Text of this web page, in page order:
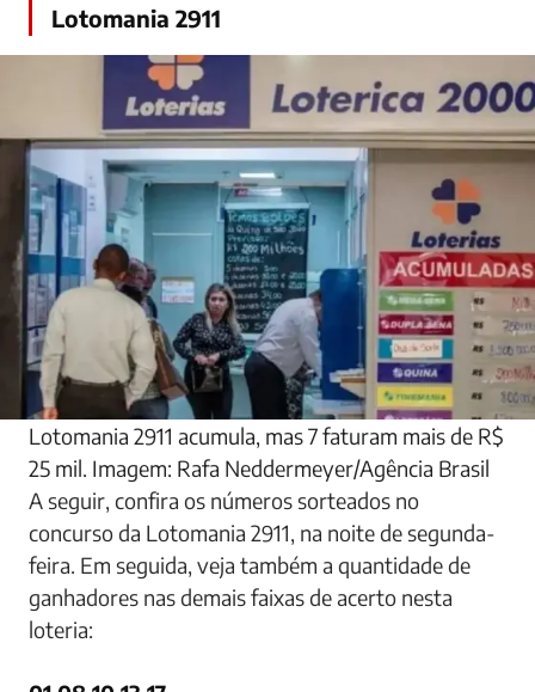
Lotomania 2911
Lotomania 2911 acumula, mas 7 faturam mais de R$
25 mil. Imagem: Rafa Neddermeyer/Agência Brasil
A seguir, confira os números sorteados no
concurso da Lotomania 2911, na noite de segunda-
feira. Em seguida, veja também a quantidade de
ganhadores nas demais faixas de acerto nesta
loteria: